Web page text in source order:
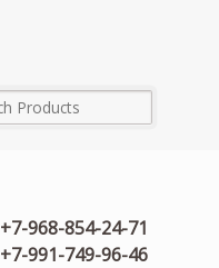
+7-968-854-24-71
+7-991-749-96-46